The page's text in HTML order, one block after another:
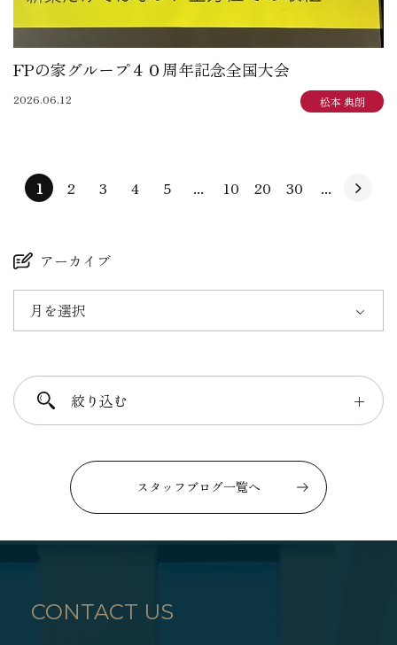
FPの家グループ４０周年記念全国大会
2026.06.12 松本 典朗
1 2 3 4 5 ... 10 20 30 ...
アーカイブ
月を選択
絞り込む ＋
進士 芳：FREE TIME
柴田 守：koko a koko
千葉 徳義：Nori’s room
大賀 真寿美：住まいも気持ちもゆったりと
野原 正彦：リフォーム日誌
三俣 忠史：日々記
スタッフブログ一覧へ
CONTACT US